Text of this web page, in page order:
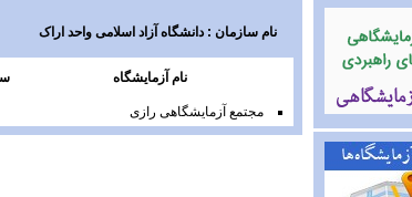
نام سازمان :دانشگاه آزاد اسلامی واحد اراک
نام آزمایشگاه
مجتمع آزمایشگاهی رازی